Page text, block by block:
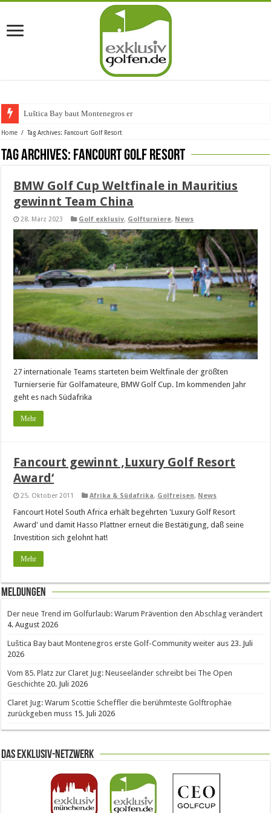
Luštica Bay baut Montenegros erste Go
Home / Tag Archives: Fancourt Golf Resort
Tag Archives: Fancourt Golf Resort
BMW Golf Cup Weltfinale in Mauritius
gewinnt Team China
28. März 2023 Golf exklusiv, Golfturniere, News
27 internationale Teams starteten beim Weltfinale der größten
Turnierserie für Golfamateure, BMW Golf Cup. Im kommenden Jahr
geht es nach Südafrika
Mehr
Fancourt gewinnt ‚Luxury Golf Resort
Award‘
25. Oktober 2011 Afrika & Südafrika, Golfreisen, News
Fancourt Hotel South Africa erhält begehrten 'Luxury Golf Resort
Award' und damit Hasso Plattner erneut die Bestätigung, daß seine
Investition sich gelohnt hat!
Mehr
Meldungen
Der neue Trend im Golfurlaub: Warum Prävention den Abschlag verändert
4. August 2026
Luštica Bay baut Montenegros erste Golf-Community weiter aus 23. Juli
2026
Vom 85. Platz zur Claret Jug: Neuseeländer schreibt bei The Open
Geschichte 20. Juli 2026
Claret Jug: Warum Scottie Scheffler die berühmteste Golftrophäe
zurückgeben muss 15. Juli 2026
Das Exklusiv-Netzwerk